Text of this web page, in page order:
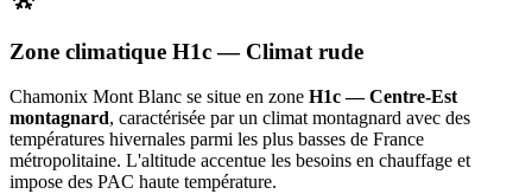
Zone climatique H1c— Climat rude
Chamonix Mont Blanc se situe en zone H1c — Centre-Est
montagnard, caractérisée par un climat montagnard avec des
températures hivernales parmi les plus basses de France
métropolitaine. L'altitude accentue les besoins en chauffage et
impose des PAC haute température.